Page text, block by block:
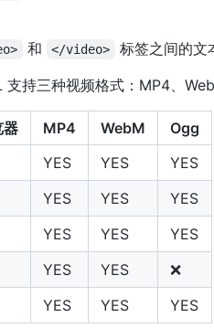
和 </video>
标签之间的文
支持三种视频格式：MP4、
器 MP4 WebM
Ogg
YES
YES
YES
YES
YES
YES
YES
YES
YES
YES
YES
❌
YES
YES YES